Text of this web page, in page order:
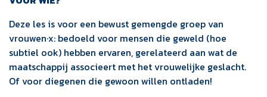
Deze les is voor een bewust gemengde groep van
vrouwen·x: bedoeld voor mensen die geweld (hoe
subtiel ook) hebben ervaren, gerelateerd aan wat de
maatschappij associeert met het vrouwelijke geslacht.
Of voor diegenen die gewoon willen ontladen!